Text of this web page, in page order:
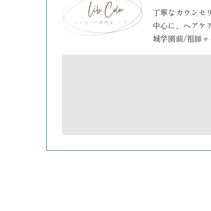
丁寧なカウンセ
中心に、ヘアケ
城学園前/祖師